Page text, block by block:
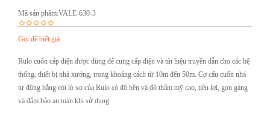
Mã sản phẩm:VALE-630-3
Gọi để biết giá
Rulo cuốn cáp điện được dùng để cung cấp điện và tín hiệu truyền dẫn cho các hệ
thống, thiết bị nhà xưởng, trong khoảng cách từ 10m đến 50m. Cơ cấu cuốn nhả
tự động bằng cót lò xo của Rulo có độ bền và độ thẩm mỹ cao, tiện lợi, gọn gàng
và đảm bảo an toàn khi sử dụng.